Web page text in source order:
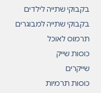
בקבוקי שתייה לילדים
בקבוקי שתייה למבוגרים
תרמוס לאוכל
כוסות שייק
שייקרים
כוסות תרמיות